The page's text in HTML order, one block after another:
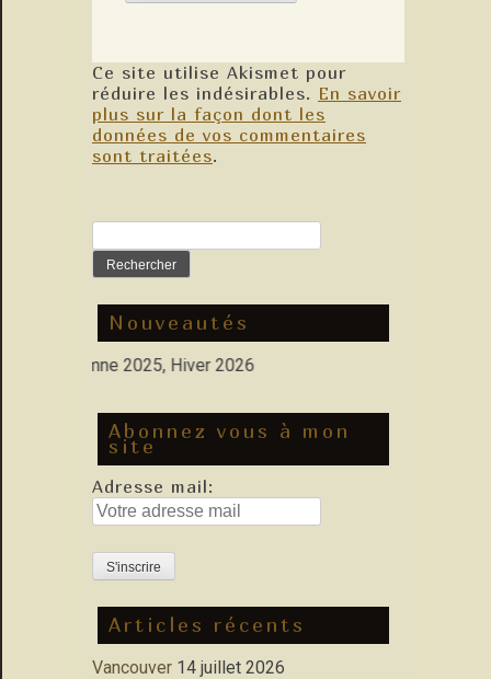
Ce site utilise Akismet pour
réduire les indésirables. En savoir
plus sur la façon dont les
données de vos commentaires
sont traitées.
Nouveautés
2025, Hiver 2026
Abonnez vous à mon
site
Adresse mail:
Articles récents
Vancouver 14 juillet 2026